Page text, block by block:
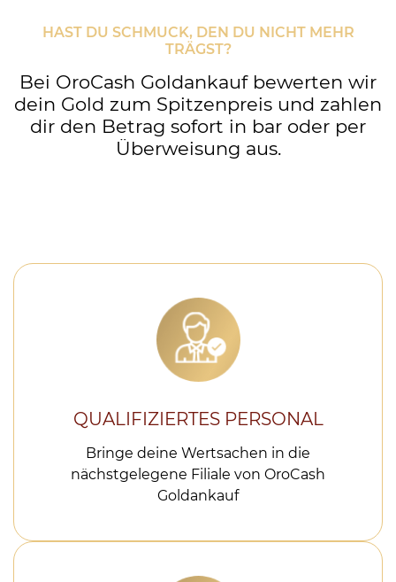
HAST DU SCHMUCK, DEN DU NICHT MEHR
TRÄGST?
Bei OroCash Goldankauf bewerten wir
dein Gold zum Spitzenpreis und zahlen
dir den Betrag sofort in bar oder per
Überweisung aus.
QUALIFIZIERTES PERSONAL
Bringe deine Wertsachen in die
nächstgelegene Filiale von OroCash
Goldankauf